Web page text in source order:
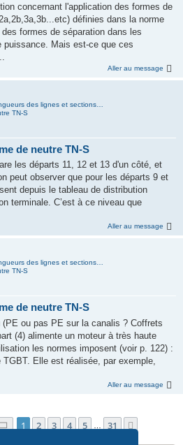
concernant l'application des formes de
définies dans la norme
formes de séparation dans les
puissance. Mais est-ce que ces
Aller au message
des lignes et sections…
TN-S
de neutre TN-S
les départs 11, 12 et 13 d'un côté, et
peut observer que pour les départs 9 et
depuis le tableau de distribution
terminale. C’est à ce niveau que
Aller au message
des lignes et sections…
TN-S
de neutre TN-S
ou pas PE sur la canalis ? Coffrets
(4) alimente un moteur à très haute
les normes imposent (voir p. 122) :
Elle est réalisée, par exemple,
Aller au message
Page 1sur31
1 2 3 4 5 31